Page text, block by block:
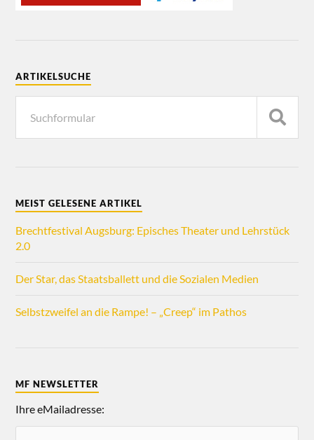
ARTIKELSUCHE
MEIST GELESENE ARTIKEL
Brechtfestival Augsburg: Episches Theater und Lehrstück
2.0
Der Star, das Staatsballett und die Sozialen Medien
Selbstzweifel an die Rampe! – „Creep“ im Pathos
MF NEWSLETTER
Ihre eMailadresse: